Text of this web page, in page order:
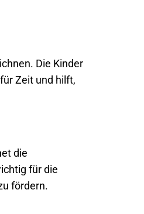
Die Kinder
Zeit und hilft,
die
für die
fördern.